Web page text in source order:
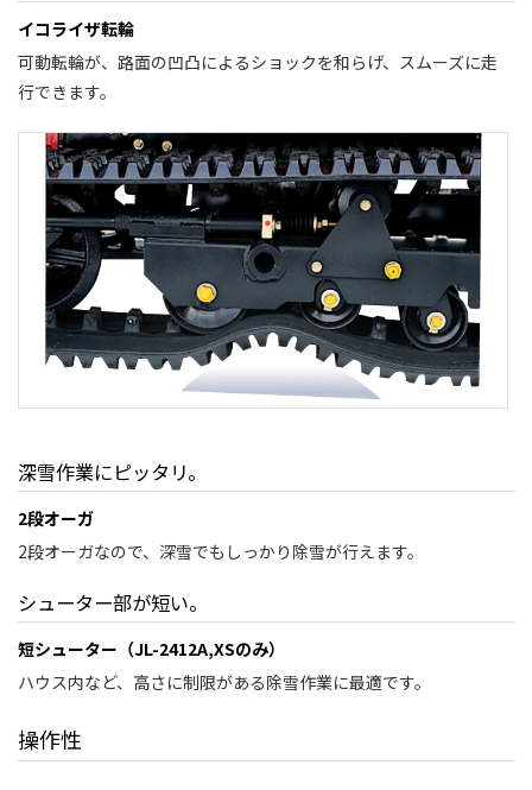
イコライザ転輪
可動転輪が、路面の凹凸によるショックを和らげ、スムーズに走
行できます。
深雪作業にピッタリ。
2段オーガ
2段オーガなので、深雪でもしっかり除雪が行えます。
シューター部が短い。
短シューター（JL-2412A,XSのみ）
ハウス内など、高さに制限がある除雪作業に最適です。
操作性